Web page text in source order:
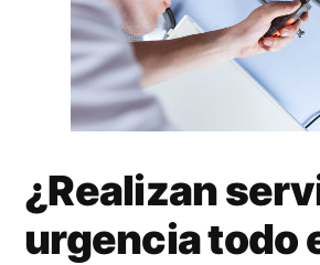
¿Realizan
urgencia todo